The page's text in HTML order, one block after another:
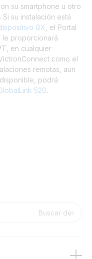
su smartphone u otro
su instalación está
GX
, el Portal
le proporcionará
en cualquier
como el
remotas, aun
podrá
520.